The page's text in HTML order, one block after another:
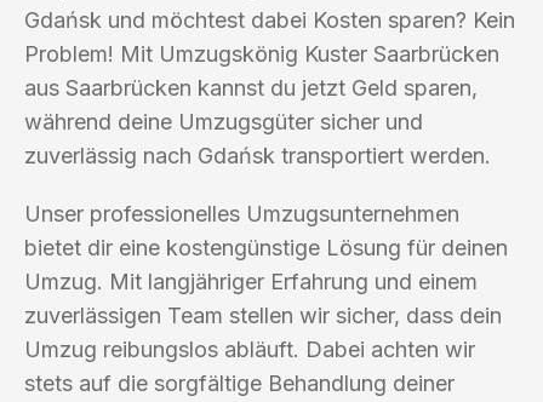
Gdańsk und möchtest dabei Kosten sparen? Kein
Problem! Mit Umzugskönig Kuster Saarbrücken
aus Saarbrücken kannst du jetzt Geld sparen,
während deine Umzugsgüter sicher und
zuverlässig nach Gdańsk transportiert werden.
Unser professionelles Umzugsunternehmen
bietet dir eine kostengünstige Lösung für deinen
Umzug. Mit langjähriger Erfahrung und einem
zuverlässigen Team stellen wir sicher, dass dein
Umzug reibungslos abläuft. Dabei achten wir
stets auf die sorgfältige Behandlung deiner